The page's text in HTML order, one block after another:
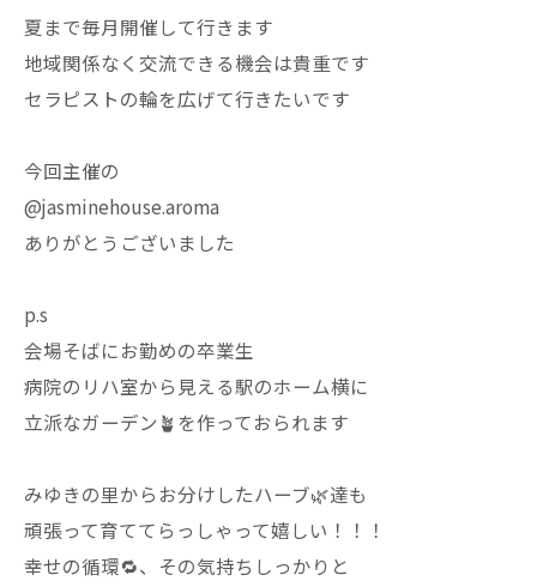
夏まで毎月開催して行きます
地域関係なく交流できる機会は貴重です
セラピストの輪を広げて行きたいです
今回主催の
@jasminehouse.aroma
ありがとうございました
p.s
会場そばにお勤めの卒業生
病院のリハ室から見える駅のホーム横に
立派なガーデン🪴を作っておられます
みゆきの里からお分けしたハーブ🌿達も
頑張って育ててらっしゃって嬉しい！！！
幸せの循環🔁、その気持ちしっかりと